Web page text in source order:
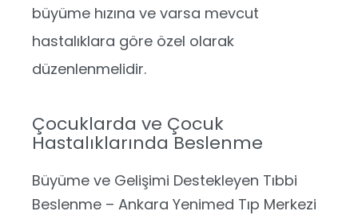
büyüme hızına ve varsa mevcut
hastalıklara göre özel olarak
düzenlenmelidir.
Çocuklarda ve Çocuk
Hastalıklarında Beslenme
Büyüme ve Gelişimi Destekleyen Tıbbi
Beslenme – Ankara Yenimed Tıp Merkezi